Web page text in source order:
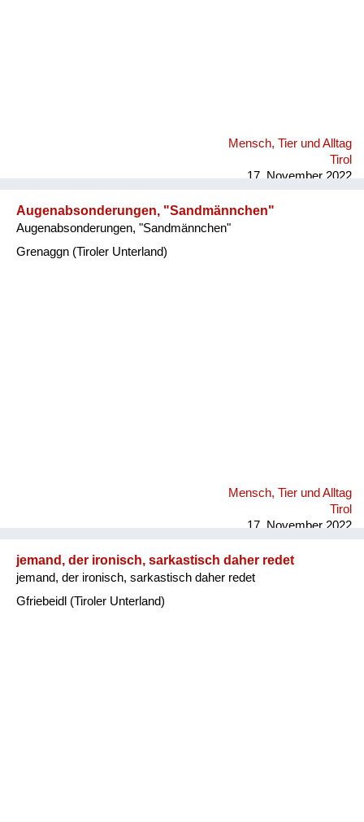
Mensch, Tier und Alltag
Tirol
17. November 2022
Augenabsonderungen, "Sandmännchen"
Augenabsonderungen, "Sandmännchen"
Grenaggn (Tiroler Unterland)
Mensch, Tier und Alltag
Tirol
17. November 2022
jemand, der ironisch, sarkastisch daher redet
jemand, der ironisch, sarkastisch daher redet
Gfriebeidl (Tiroler Unterland)